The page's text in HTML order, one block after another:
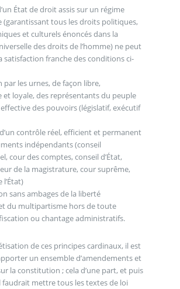
État de droit assis sur un régime
(garantissant tous les droits politiques,
et culturels énoncés dans la
des droits de l’homme) ne peut
satisfaction franche des conditions ci-
par les urnes, de façon libre,
loyale, des représentants du peuple
des pouvoirs (législatif, exécutif
contrôle réel, efficient et permanent
indépendants (conseil
cour des comptes, conseil d’État,
de la magistrature, cour suprême,
sans ambages de la liberté
du multipartisme hors de toute
ou chantage administratifs.
de ces principes cardinaux, il est
un ensemble d’amendements et
la constitution ; cela d’une part, et puis
faudrait mettre tous les textes de loi